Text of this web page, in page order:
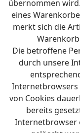
übernommen
eines
merkt sich die
Die betroffene
durch unsere
Internetbrowsers
von Cookies
bereits
Internetbrowser